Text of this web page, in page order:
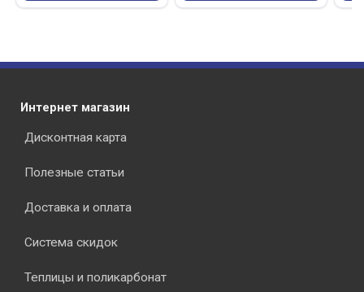
Интернет магазин
Дисконтная карта
Полезные статьи
Доставка и оплата
Система скидок
Теплицы и поликарбонат